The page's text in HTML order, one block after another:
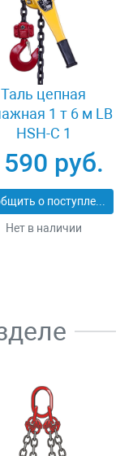
Таль цепная
1 т 6 м LB
HSH-C 1
руб.
Сообщить о поступлении
Нет в наличии